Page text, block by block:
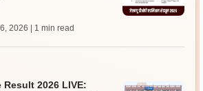
2026 | 1 min read
Result 2026 LIVE: